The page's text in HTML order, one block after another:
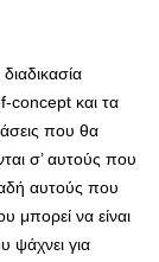
concept και τα
που θα
σ’ αυτούς που
αυτούς που
μπορεί να είναι
ψάχνει για